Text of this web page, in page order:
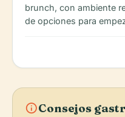
brunch, con ambiente
de opciones para
infoConsejos